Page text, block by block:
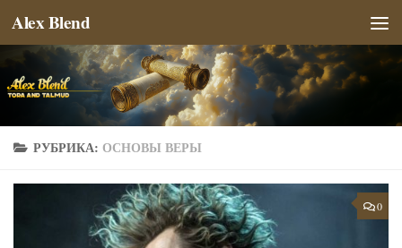
Перейти к содержимому
Alex Blend
РУБРИКА: ОСНОВЫ ВЕРЫ
0